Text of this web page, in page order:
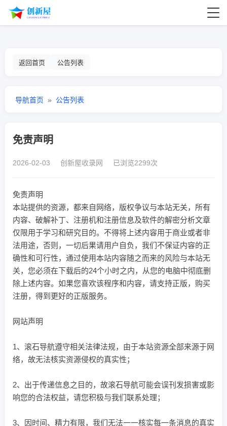
返回首页 公告列表
导航首页 » 公告列表
免责声明
2026-02-03 创新屋收录网 已浏览2299次
免责声明
本站提供的资源，都来自网络，版权争议与本站无关，所有
内容、破解补丁、注册机和注册信息及软件的解密分析文章
仅限用于学习和研究目的。不得将上述内容用于商业或者非
法用途，否则，一切后果请用户自负，我们不保证内容的正
确性和可行性，通过使用本站内容随之而来的风险与本站无
关，您必须在下载后的24个小时之内，从您的电脑中彻底删
除上述内容。如果您喜欢该程序和内容，请支持正版，购买
注册，得到更好的正版服务。
网站声明
1、滚石导航遵守相关法律法规，由于本站资源全部来源于网
络，故无法核实资源侵权的真实性；
2、出于传递信息之目的，故滚石导航可能会误刊发损害或影
响您的合法权益，请您积极与我们联系处理；
3、因时间、精力有限，我们无法一一核实每一条消息的真实